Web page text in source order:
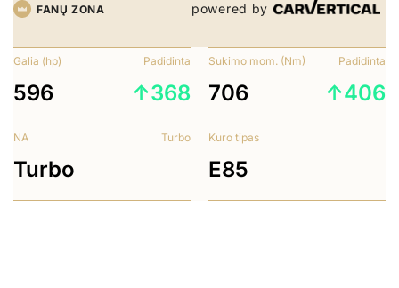
FANŲ ZONA powered by
Galia (hp) Padidinta
596 ↑368
Sukimo mom. (Nm) Padidinta
706 ↑406
NA Turbo
Turbo
Kuro tipas
E85